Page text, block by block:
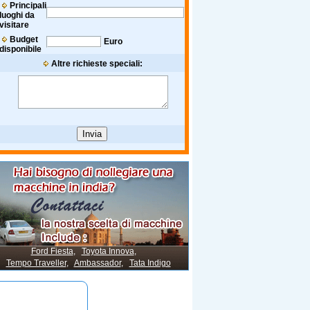
Principali
da
Budget
Euro
Altre richieste speciali:
Ford Fiesta, Toyota Innova,
Tempo Traveller, Ambassador, Tata Indigo